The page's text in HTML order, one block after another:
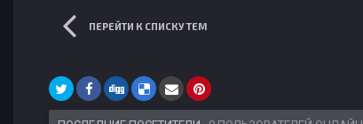
ПЕРЕЙТИ К СПИСКУ ТЕМ